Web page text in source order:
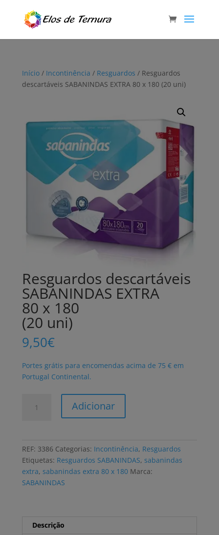
Início/ Incontinência / Resguardos / Resguardos
descartáveis SABANINDAS EXTRA 80 x 180 (20 uni)
Resguardos descartáveis
SABANINDAS EXTRA
80 x 180
(20 uni)
9,50€
Portes grátis para encomendas acima de 75 € em
Portugal Continental.
Adicionar
REF: 3386 Categorias: Incontinência, Resguardos
Etiquetas: Resguardos SABANINDAS, sabanindas
extra, sabanindas extra 80 x 180 Marca:
SABANINDAS
Descrição